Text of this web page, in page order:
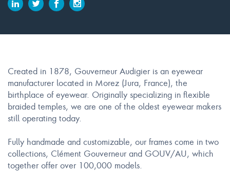
Created in 1878, Gouverneur Audigier is an eyewear
manufacturer located in Morez (Jura, France), the
birthplace of eyewear. Originally specializing in flexible
braided temples, we are one of the oldest eyewear makers
still operating today.
Fully handmade and customizable, our frames come in two
collections, Clément Gouverneur and GOUV/AU, which
together offer over 100,000 models.